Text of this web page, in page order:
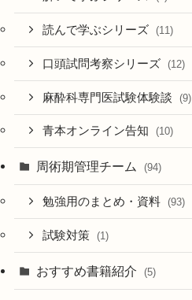
読んで学ぶシリーズ (11)
口頭試問考察シリーズ (12)
麻酔科専門医試験体験談 (9)
青本オンライン告知 (10)
周術期管理チーム (94)
勉強用のまとめ・資料 (93)
試験対策 (1)
おすすめ書籍紹介 (5)